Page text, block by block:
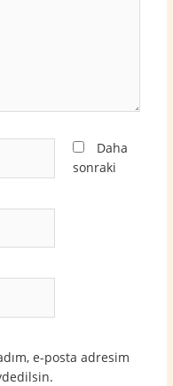
Daha
sonraki
e-posta adresim